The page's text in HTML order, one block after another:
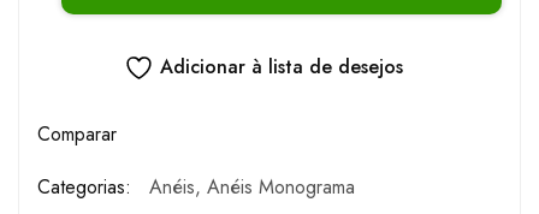
Adicionar à lista de desejos
Comparar
Categorias:
Anéis, Anéis Monograma